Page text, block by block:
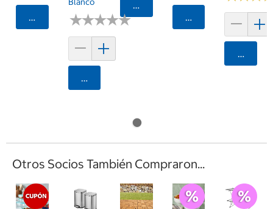
Agregar ★★★★★
★★★★★
Agregar
Agregar
Agregar
Otros Socios También Compraron...